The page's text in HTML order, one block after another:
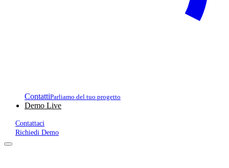
ContattiParliamo del tuo progetto
Demo Live
Contattaci
Richiedi Demo